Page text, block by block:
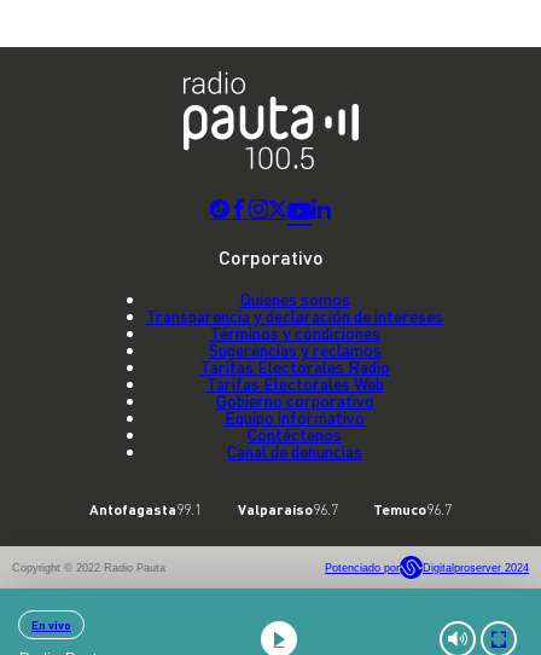
En vivo
Corporativo
Quienes somos
Transparencia y declaración de intereses
Términos y condiciones
Sugerencias y reclamos
Tarifas Electorales Radio
Tarifas Electorales Web
Gobierno corporativo
Equipo informativo
Contáctenos
Canal de denuncias
Antofagasta99.1 Valparaíso96.7 Temuco96.7
Copyright © 2022 Radio Pauta Potenciado por Digitalproserver 2024